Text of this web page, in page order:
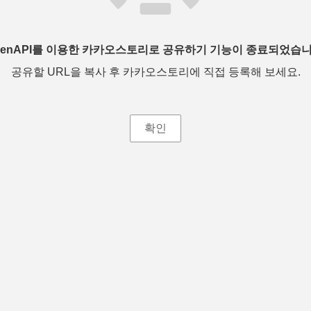
를 이용한 카카오스토리로 공유하기 기능이 종료되었습
공유할 URL을 복사 후 카카오스토리에 직접 등록해 보세요.
확인